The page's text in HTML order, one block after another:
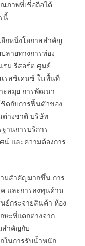
ภาพที่เชื่อถือได้
นี้
อีกหนึ่งโอกาสสำคัญ
ลายทางการท่อง
รม รีสอร์ต ศูนย์
รสซิเดนซ์ ในพื้นที่
ะสมุย การพัฒนา
ชิดกับการฟื้นตัวของ
ต่างชาติ บริษัท
านการบริการ
น์ และความต้องการ
มสำคัญมากขึ้น การ
และการลงทุนด้าน
ย์กระจายสินค้า ห้อง
ษะที่แตกต่างจาก
สำคัญกับ
ในการรับน้ำหนัก